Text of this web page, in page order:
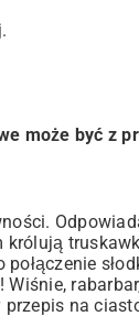
może być z
Wiśnie,
przepis na